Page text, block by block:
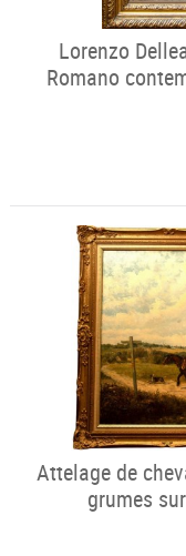
Lorenzo
Romano
Attelage de
grumes